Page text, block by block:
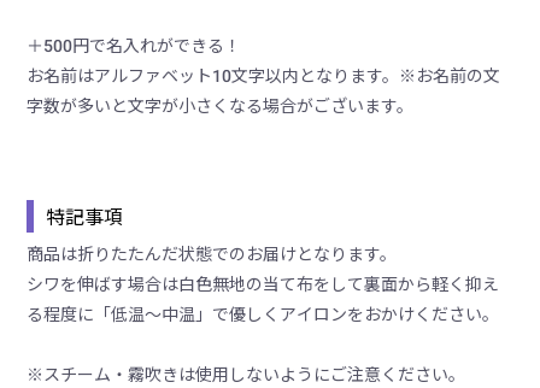
＋500円で名入れができる！
お名前はアルファベット10文字以内となります。※お名前の文
字数が多いと文字が小さくなる場合がございます。
特記事項
商品は折りたたんだ状態でのお届けとなります。
シワを伸ばす場合は白色無地の当て布をして裏面から軽く抑え
る程度に「低温〜中温」で優しくアイロンをおかけください。
※スチーム・霧吹きは使用しないようにご注意ください。